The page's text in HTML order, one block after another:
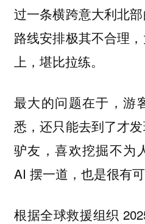
过一条横跨意大利北
路线安排极其不合理
上，堪比拉练。
最大的问题在于，游
悉，还只能去到了才
驴友，喜欢挖掘不为
AI 摆一道，也是很有可
根据全球救援组织